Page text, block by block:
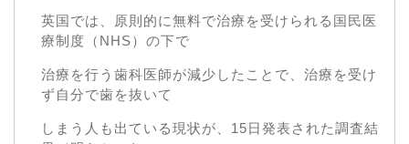
英国では、原則的に無料で治療を受けられる国民医
療制度（NHS）の下で
治療を行う歯科医師が減少したことで、治療を受け
ず自分で歯を抜いて
しまう人も出ている現状が、15日発表された調査結